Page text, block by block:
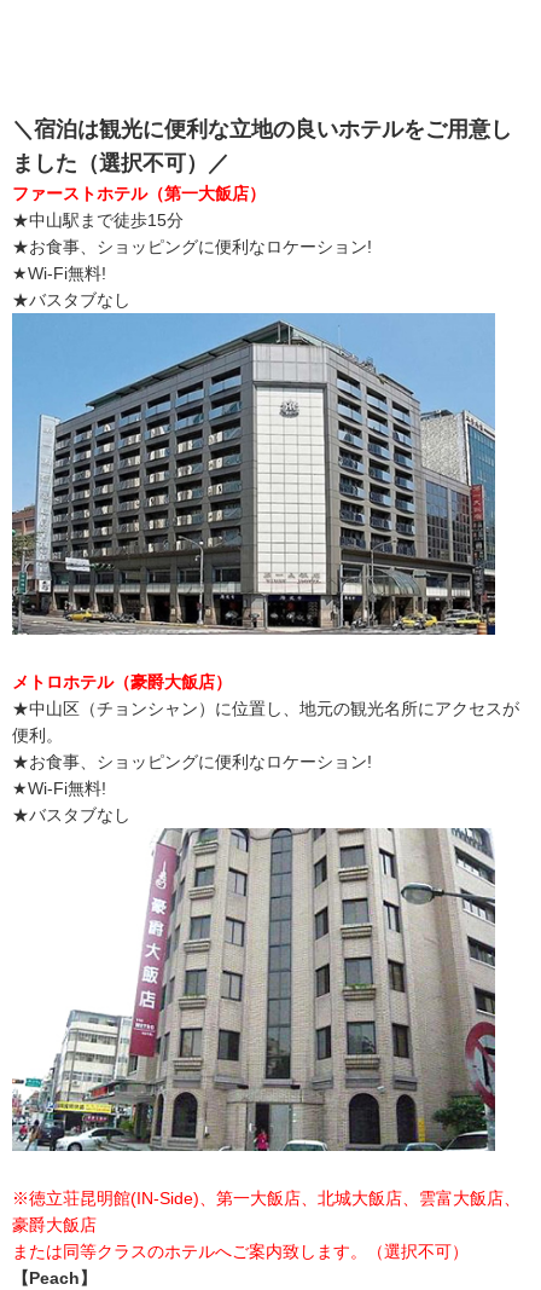
＼宿泊は観光に便利な立地の良いホテルをご用意し
ました（選択不可）／
ファーストホテル（第一大飯店）
★中山駅まで徒歩15分
★お食事、ショッピングに便利なロケーション!
★Wi-Fi無料!
★バスタブなし
メトロホテル（豪爵大飯店）
★中山区（チョンシャン）に位置し、地元の観光名所にアクセスが
便利。
★お食事、ショッピングに便利なロケーション!
★Wi-Fi無料!
★バスタブなし
※徳立荘昆明館(IN-Side)、第一大飯店、北城大飯店、雲富大飯店、
豪爵大飯店
または同等クラスのホテルへご案内致します。（選択不可）
【Peach】